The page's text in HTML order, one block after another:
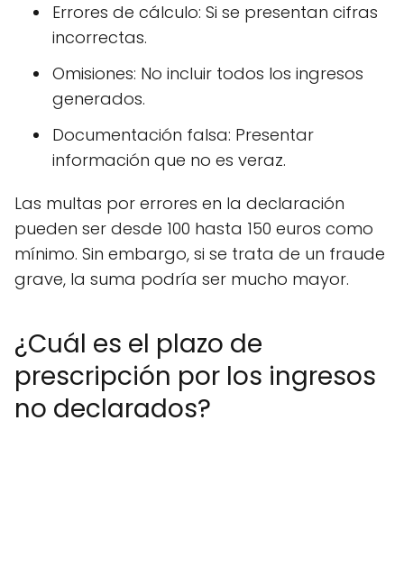
Errores de cálculo: Si se presentan cifras
incorrectas.
Omisiones: No incluir todos los ingresos
generados.
Documentación falsa: Presentar
información que no es veraz.
Las multas por errores en la declaración
pueden ser desde 100 hasta 150 euros como
mínimo. Sin embargo, si se trata de un fraude
grave, la suma podría ser mucho mayor.
¿Cuál es el plazo de
prescripción por los ingresos
no declarados?